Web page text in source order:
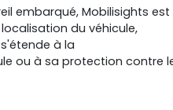
embarqué, Mobilisights
du véhicule,
à la
ou à sa protection